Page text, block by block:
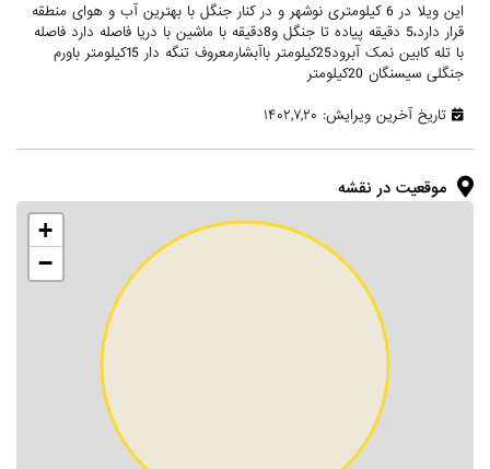
این ویلا در 6 کیلومتری نوشهر و در کنار جنگل با بهترین آب و هوای منطقه
قرار دارد،5 دقیقه پیاده تا جنگل و8دقیقه با ماشین با دریا فاصله دارد فاصله
با تله کابین نمک آبرود25کیلومتر باآبشارمعروف تنگه دار 15کیلومتر باورم
جنگلی سیسنگان 20کیلومتر
تاریخ آخرین ویرایش: ۱۴۰۲,۷,۲۰
موقعیت در نقشه
+
−